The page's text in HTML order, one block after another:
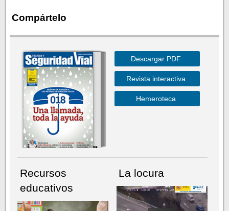
Compártelo
Descargar PDF
Revista interactiva
Hemeroteca
Recursos
educativos
La locura